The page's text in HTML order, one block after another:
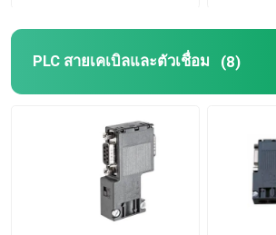
PLC สายเคเบิลและตัวเชื่อม (8)